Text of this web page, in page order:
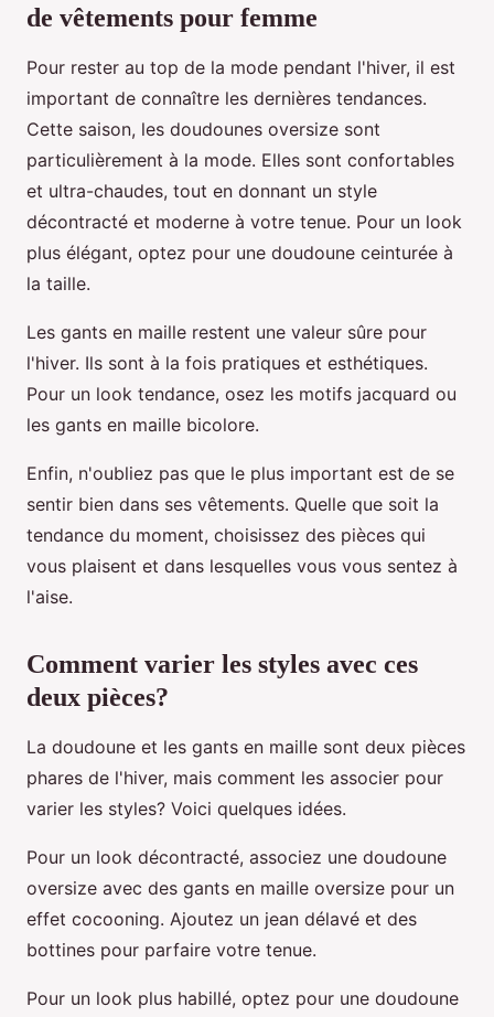
de vêtements pour femme
Pour rester au top de la mode pendant l'hiver, il est
important de connaître les dernières tendances.
Cette saison, les doudounes oversize sont
particulièrement à la mode. Elles sont confortables
et ultra-chaudes, tout en donnant un style
décontracté et moderne à votre tenue. Pour un look
plus élégant, optez pour une doudoune ceinturée à
la taille.
Les gants en maille restent une valeur sûre pour
l'hiver. Ils sont à la fois pratiques et esthétiques.
Pour un look tendance, osez les motifs jacquard ou
les gants en maille bicolore.
Enfin, n'oubliez pas que le plus important est de se
sentir bien dans ses vêtements. Quelle que soit la
tendance du moment, choisissez des pièces qui
vous plaisent et dans lesquelles vous vous sentez à
l'aise.
Comment varier les styles avec ces
deux pièces?
La doudoune et les gants en maille sont deux pièces
phares de l'hiver, mais comment les associer pour
varier les styles? Voici quelques idées.
Pour un look décontracté, associez une doudoune
oversize avec des gants en maille oversize pour un
effet cocooning. Ajoutez un jean délavé et des
bottines pour parfaire votre tenue.
Pour un look plus habillé, optez pour une doudoune